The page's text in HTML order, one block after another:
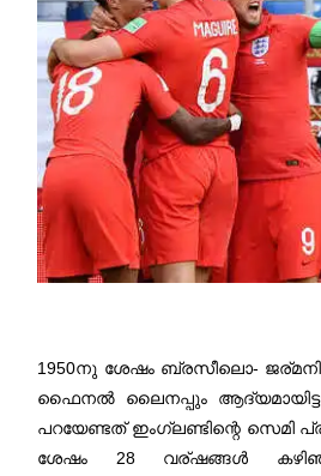
1950നു ശേഷം ബ്രസീലൊ-
ഫൈനല്‍ ലൈനപ്പും
പറയേണ്ടത് ഇംഗ്ലണ്ടിന്റെ സെമി
ശേഷം 28 വര്ഷങ്ങള്‍